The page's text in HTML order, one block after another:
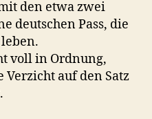
den etwa zwei
deutschen Pass, die
voll in Ordnung,
Verzicht auf den Satz